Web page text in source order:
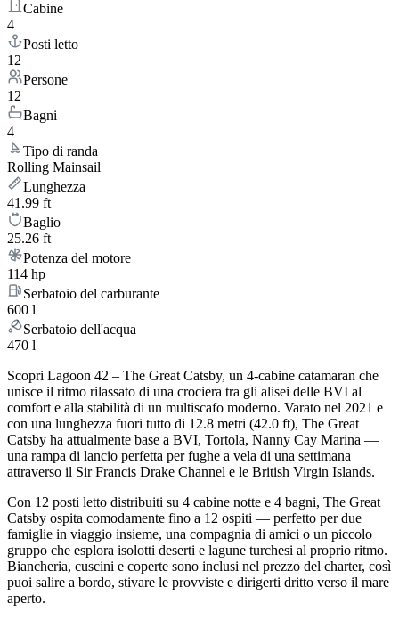
Cabine
4
Posti letto
12
Persone
12
Bagni
4
Tipo di randa
Rolling Mainsail
Lunghezza
41.99 ft
Baglio
25.26 ft
Potenza del motore
114 hp
Serbatoio del carburante
600 l
Serbatoio dell'acqua
470 l
Scopri Lagoon 42 – The Great Catsby, un 4-cabine catamaran che
unisce il ritmo rilassato di una crociera tra gli alisei delle BVI al
comfort e alla stabilità di un multiscafo moderno. Varato nel 2021 e
con una lunghezza fuori tutto di 12.8 metri (42.0 ft), The Great
Catsby ha attualmente base a BVI, Tortola, Nanny Cay Marina —
una rampa di lancio perfetta per fughe a vela di una settimana
attraverso il Sir Francis Drake Channel e le British Virgin Islands.
Con 12 posti letto distribuiti su 4 cabine notte e 4 bagni, The Great
Catsby ospita comodamente fino a 12 ospiti — perfetto per due
famiglie in viaggio insieme, una compagnia di amici o un piccolo
gruppo che esplora isolotti deserti e lagune turchesi al proprio ritmo.
Biancheria, cuscini e coperte sono inclusi nel prezzo del charter, così
puoi salire a bordo, stivare le provviste e dirigerti dritto verso il mare
aperto.